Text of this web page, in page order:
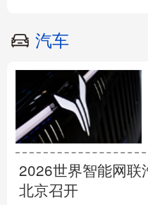
汽车
2026世界智能网联
北京召开